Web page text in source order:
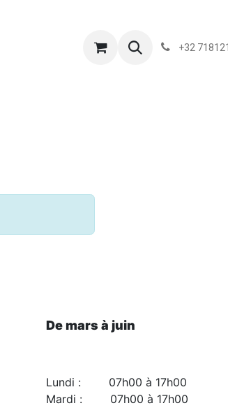
Conditions-generales-de-
+32
De mars à juin
Lundi : 07h00 à 17h00
Mardi : 07h00 à 17h00